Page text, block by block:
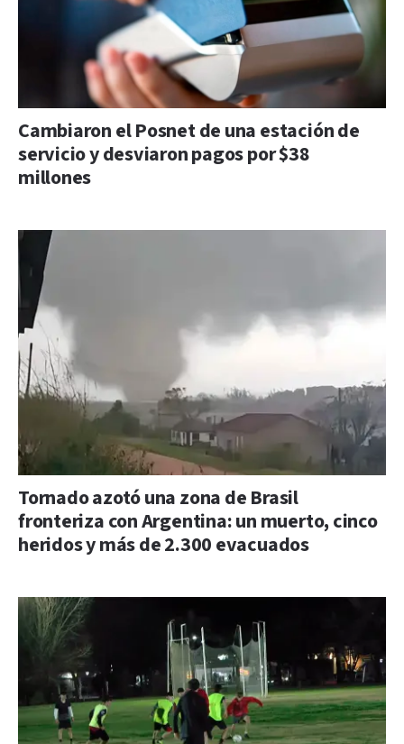
Cambiaron el Posnet de una estación de
servicio y desviaron pagos por $38
millones
Tornado azotó una zona de Brasil
fronteriza con Argentina: un muerto, cinco
heridos y más de 2.300 evacuados